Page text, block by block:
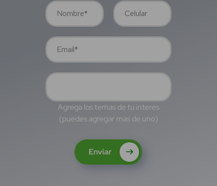
Agrega los temas de tu interes
(puedes agregar mas de uno)
Enviar